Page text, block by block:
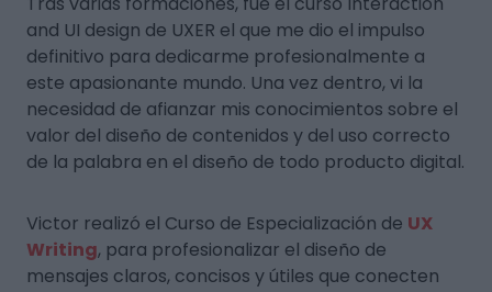
and UI design de UXER el que me dio el impulso
definitivo para dedicarme profesionalmente a
este apasionante mundo. Una vez dentro, vi la
necesidad de afianzar mis conocimientos sobre el
valor del diseño de contenidos y del uso correcto
de la palabra en el diseño de todo producto digital.
Victor realizó el Curso de Especialización de UX
Writing, para profesionalizar el diseño de
mensajes claros, concisos y útiles que conecten